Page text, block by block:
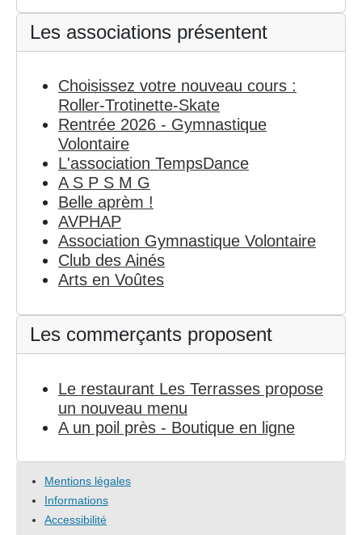
Les associations présentent
Choisissez votre nouveau cours :
Roller-Trotinette-Skate
Rentrée 2026 - Gymnastique
Volontaire
L'association TempsDance
A S P S M G
Belle aprèm !
AVPHAP
Association Gymnastique Volontaire
Club des Ainés
Arts en Voûtes
Les commerçants proposent
Le restaurant Les Terrasses propose
un nouveau menu
A un poil près - Boutique en ligne
Mentions légales
Informations
Accessibilité